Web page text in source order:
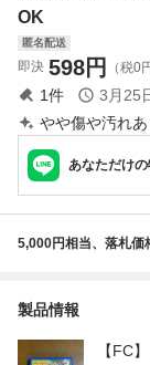
OK
匿名配送
即決 598円 （税0
1件 3月25
やや傷や汚れあ
あなただけ
5,000円相当、落札価
製品情報
【FC